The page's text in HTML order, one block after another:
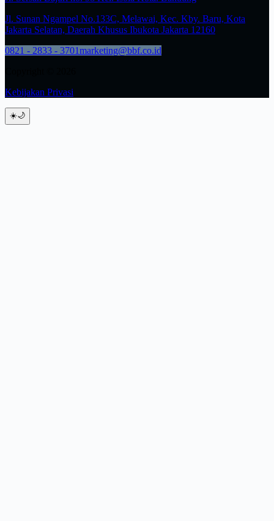
Jl. Sunan Ngampel No.133C, Melawai, Kec. Kby. Baru, Kota
Jakarta Selatan, Daerah Khusus Ibukota Jakarta 12160
0821 - 2833 - 3701marketing@bbf.co.id
Kebijakan Privasi
☀️🌙